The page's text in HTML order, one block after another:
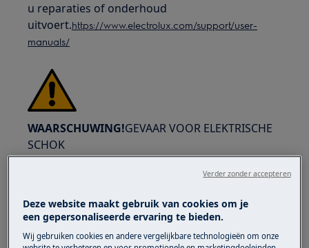
u reparaties of onderhoud
uitvoert.https://www.electrolux.com/support/user-
manuals/
WAARSCHUWING!GEVAAR VOOR ELEKTRISCHE
SCHOK
Schakel het apparaat uit en trek de stekker uit
onderhoudswerkzaamheden uitvoert.
Deze website maakt gebruik van cookies om je
een gepersonaliseerde ervaring te bieden.
Wij gebruiken cookies en andere vergelijkbare technologieën om onze
Verder zonder accepteren